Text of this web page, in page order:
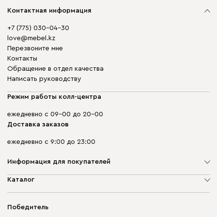
Контактная информация
+7 (775) 030-04-30
love@mebel.kz
Перезвоните мне
Контакты
Обращение в отдел качества
Написать руководству
Режим работы колл-центра
ежедневно с 09-00 до 20-00
Доставка заказов
ежедневно с 9:00 до 23:00
Информация для покупателей
О компании
Гарантия
Каталог
Корпусная мебель
Победитель